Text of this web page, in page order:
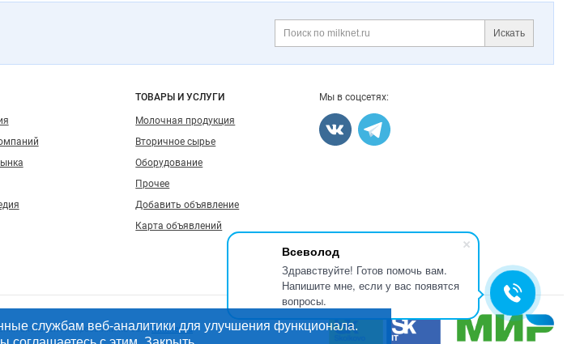
Всеволод
Здравствуйте! Готов помочь вам.
Напишите мне, если у вас появятся
вопросы.
Искать
ТОВАРЫ И УСЛУГИ
Молочная продукция
Вторичное сырье
Оборудование
Прочее
Добавить объявление
Карта объявлений
Мы в соцсетях:
активной гиперссылки на сайт milknet.ru
службам веб-аналитики для улучшения функционала.